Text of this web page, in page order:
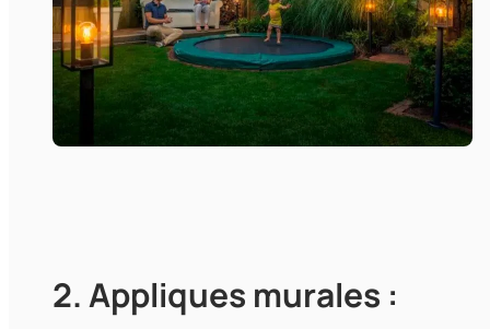
2. Appliques murales :